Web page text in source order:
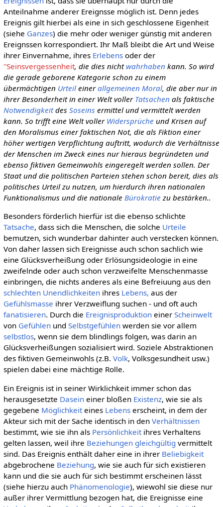
Anteilnahme anderer Ereignsse möglich ist. Denn jedes
Ereignis gilt hierbei als eine in sich geschlossene Eigenheit
(siehe Ganzes) die mehr oder weniger günstig mit anderen
Ereignssen korrespondiert. Ihr Maß bleibt die Art und Weise
ihrer Einvernahme, ihres Erlebensoder der
''Seinsvergessenheit, die dies nichtwahrhaben kann. So wird
die gerade geborene Kategorie schon zu einem
übermächtigen Urteileinerallgemeinen Moral, die aber nur in
ihrer Besonderheit in einer Welt voller Tatsachen als faktische
Notwendigkeitdes Soseins ermittel und vermittelt werden
kann. So trifft eine Welt voller Widersprüche und Krisen auf
den Moralismus einer faktischen Not, die als Fiktion einer
höher wertigen Verpflichtung auftritt, wodurch die Verhältnisse
der Menschen im Zweck eines nur hieraus begründeten und
ebenso fiktiven Gemeinwohls eingeregelt werden sollen. Der
Staat und die politischen Parteien stehen schon bereit, dies als
politisches Urteil zu nutzen, um hierdurch ihren nationalen
Funktionalismus und die nationale Bürokratie zu bestärken..
Besonders förderlich hierfür ist die ebenso schlichte
Tatsache, dass sich die Menschen, die solche Urteile
bemutzen, sich wunderbar dahinter auch verstecken können.
Von daher lassen sich Ereignisse auch schon sachlich wie
eine Glücksverheißung oder Erlösungsideologie in eine
zweifelnde oder auch schon verzweifelte Menschenmasse
einbringen, die nichts anderes als eine Befreiuung aus den
schlechten Unendlichkeitenihres Lebens, aus der
Gefühlsmasse ihrer Verzweiflung suchen - und oft auch
fanatisieren. Durch die Ereignisproduktioneiner Scheinwelt
von Gefühlenund Selbstgefühlenwerden sie vor allem
selbstlos, wenn sie dem blindlings folgen, was darin an
Glücksverheißungen sozialisiert wird. Soziele Abstraktionen
des fiktiven Gemeinwohls (z.B. Volk, Volksgesundheit usw.)
spielen dabei eine mächtige Rolle.
Ein Ereignis ist in seiner Wirklichkeit immer schon das
herausgesetzte Daseineiner bloßen Existenz, wie sie als
gegebene Möglichkeiteines Lebenserscheint, in dem der
Akteur sich mit der Sache identisch in den Verhältnissen
bestimmt, wie sie ihn als Persönlichkeitihres Verhaltens
gelten lassen, weil ihre Beziehungen gleichgültig vermittelt
sind. Das Ereignis enthält daher eine in ihrer Beliebigkeit
abgebrochene Beziehung, wie sie auch für sich existieren
kann und die sie auch für sich bestimmt erscheinen lässt
(siehe hierzu auch Phänomenologie), wiewohl sie diese nur
außer ihrer Vermittlung bezogen hat, die Ereignisse eine